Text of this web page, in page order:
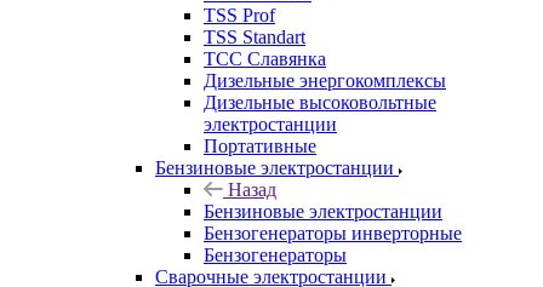
TSS Prof
TSS Standart
ТСС Славянка
Дизельные энергокомплексы
Дизельные высоковольтные
электростанции
Портативные
Бензиновые электростанции
Назад
Бензиновые электростанции
Бензогенераторы инверторные
Бензогенераторы
Сварочные электростанции